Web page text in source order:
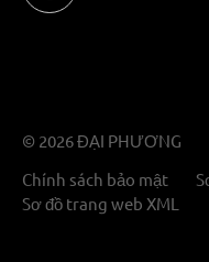
© 2026 ĐẠI PHƯƠNG
Chính sách bảo mật
Sơ đồ trang web XML